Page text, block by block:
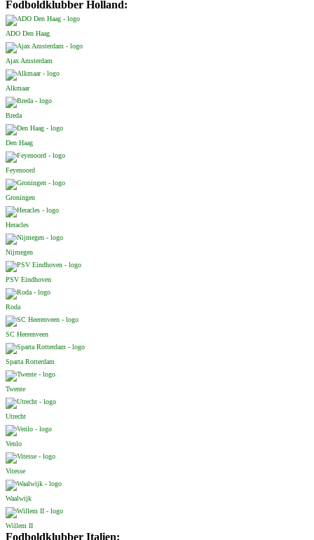
Fodboldklubber Holland:
ADO Den Haag
Ajax Amsterdam
Alkmaar
Breda
Den Haag
Feyenoord
Groningen
Heracles
Nijmegen
PSV Eindhoven
Roda
SC Heerenveen
Sparta Rotterdam
Twente
Utrecht
Venlo
Vitesse
Waalwijk
Willem II
Fodboldklubber Italien: